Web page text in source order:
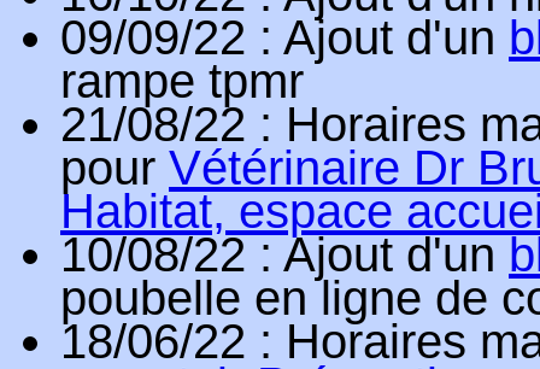
09/09/22 : Ajout d'un
rampe tpmr
21/08/22 : Horaires
pour Vétérinaire Dr
Habitat, espace
10/08/22 : Ajout d'un
poubelle en ligne de
18/06/22 : Horaires